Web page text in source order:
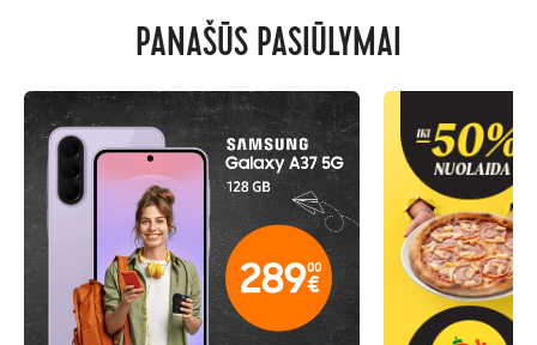
PANAŠŪS PASIŪLYMAI